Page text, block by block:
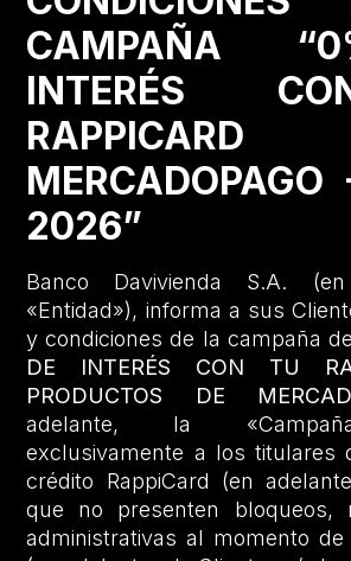
CAMPAÑA
INTERÉS
2026”
Banco Davivienda S.A.
«Entidad»), informa a sus
y condiciones de la campaña
DE INTERÉS CON TU
PRODUCTOS DE
adelante, la
exclusivamente a los titulares
crédito RappiCard (en
que no presenten bloqueos,
administrativas al momento de